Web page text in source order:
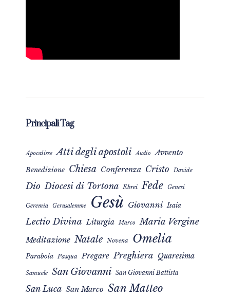
Principali Tag
Apocalisse Atti degli apostoli Audio Avvento
Benedizione Chiesa Conferenza Cristo Davide
Dio Diocesi di Tortona Ebrei Fede Genesi
Geremia Gerusalemme Gesù Giovanni Isaia
Lectio Divina Liturgia Marco Maria Vergine
Meditazione Natale Novena Omelia
Parabola Pasqua Pregare Preghiera Quaresima
Samuele San Giovanni San Giovanni Battista
San Luca San Marco San Matteo